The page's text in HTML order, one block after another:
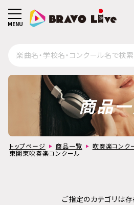
MENU
商品
トップページ 商品一覧
吹奏楽コンク
東関東吹奏楽コンクール
ご指定のカテゴリは